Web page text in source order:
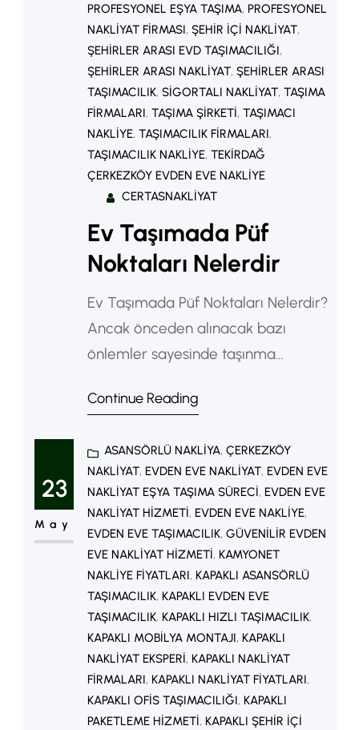
PROFESYONEL EŞYA TAŞIMA, PROFESYONEL
NAKLIYAT FIRMASI, ŞEHIR IÇI NAKLIYAT
ŞEHIRLER ARASI EVD TAŞIMACILIĞI
ŞEHIRLER ARASI NAKLIYAT, ŞEHIRLER ARASI
TAŞIMACILIK, SIGORTALI NAKLIYAT, TAŞIMA
FIRMALARI, TAŞIMA ŞIRKETI, TAŞIMACI
NAKLIYE, TAŞIMACILIK FIRMALARI
TAŞIMACILIK NAKLIYE, TEKIRDAĞ
ÇERKEZKÖY EVDEN EVE NAKLIYE
CERTASNAKLIYAT
Ev Taşımada Püf
Noktaları Nelerdir
Ev Taşımada Püf Noktaları Nelerdir?
Ancak önceden alınacak bazı
önlemler sayesinde taşınma
şekilde tamamlamak mümkündür.
edilmesi gereken püf noktalarını
bilmek büyük önem taşır. Taşınma
Planını Önceden Yapın Öncelikle
taşınma tarihini belirleyerek detaylı
bir plan oluşturmalısınız. Böylece
son dakika telaşının önüne
geçebilirsiniz. Bunun yanı sıra
nakliyat…
Continue Reading
23
May
ASANSÖRLÜ NAKLIYA, ÇERKEZKÖY
NAKLIYAT, EVDEN EVE NAKLIYAT, EVDEN EVE
NAKLIYAT EŞYA TAŞIMA SÜRECI, EVDEN EVE
NAKLIYAT HIZMETI, EVDEN EVE NAKLIYE
EVDEN EVE TAŞIMACILIK, GÜVENILIR EVDEN
EVE NAKLIYAT HIZMETI, KAMYONET
NAKLIYE FIYATLARI, KAPAKLI ASANSÖRLÜ
TAŞIMACILIK, KAPAKLI EVDEN EVE
TAŞIMACILIK, KAPAKLI HIZLI TAŞIMACILIK
KAPAKLI MOBILYA MONTAJI, KAPAKLI
NAKLIYAT EKSPERI, KAPAKLI NAKLIYAT
FIRMALARI, KAPAKLI NAKLIYAT FIYATLARI
KAPAKLI OFIS TAŞIMACILIĞI, KAPAKLI
PAKETLEME HIZMETI, KAPAKLI ŞEHIR IÇI